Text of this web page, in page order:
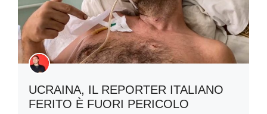
UCRAINA, IL REPORTER ITALIANO
FERITO È FUORI PERICOLO